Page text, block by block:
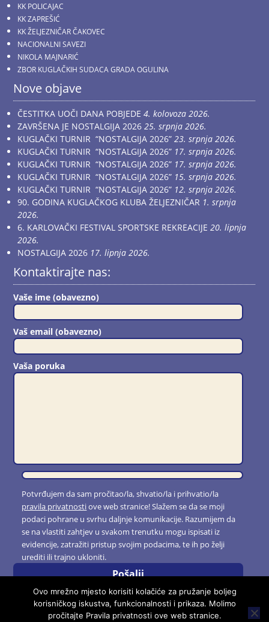
KK POLICAJAC
KK ZAPREŠIĆ
KK ŽELJEZNIČAR ČAKOVEC
NACIONALNI SAVEZI
NIKOLA MAJNARIĆ
ZBOR KUGLAČKIH SUDACA GRADA OGULINA
Nove objave
ČESTITKA UOČI DANA POBJEDE 4. kolovoza 2026.
ZAVRŠENA JE NOSTALGIJA 2026 25. srpnja 2026.
KUGLAČKI TURNIR “NOSTALGIJA 2026” 23. srpnja 2026.
KUGLAČKI TURNIR “NOSTALGIJA 2026” 17. srpnja 2026.
KUGLAČKI TURNIR “NOSTALGIJA 2026” 17. srpnja 2026.
KUGLAČKI TURNIR “NOSTALGIJA 2026” 15. srpnja 2026.
KUGLAČKI TURNIR “NOSTALGIJA 2026” 12. srpnja 2026.
90. GODINA KUGLAČKOG KLUBA ŽELJEZNIČAR 1. srpnja
2026.
6. KARLOVAČKI FESTIVAL SPORTSKE REKREACIJE 20. lipnja
2026.
NOSTALGIJA 2026 17. lipnja 2026.
Kontaktirajte nas:
Vaše ime (obavezno)
Vaš email (obavezno)
Vaša poruka
Potvrđujem da sam pročitao/la, shvatio/la i prihvatio/la
pravila privatnostiove web stranice! Slažem se da se moji
podaci pohrane u svrhu daljnje komunikacije. Razumijem da
se na vlastiti zahtjev u svakom trenutku mogu ispisati iz
evidencije, zatražiti pristup svojim podacima, te ih po želji
urediti ili trajno ukloniti.
Sva prava pridržana © 2026 Kuglački klub Željezničar Karlovac. | Pravila
Ovo mrežno mjesto korisiti kolačiće za pružanje boljeg
korisničkog iskustva, funkcionalnosti i prikaza. Molimo
pročitajte Pravila privatnosti ove web stranice.